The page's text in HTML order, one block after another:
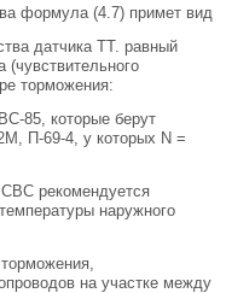
формула (4.7) примет вид
датчика ТТ. равный
торможения:
85, которые берут
П-69-4, у которых N =
рекомендуется
наружного
на участке между